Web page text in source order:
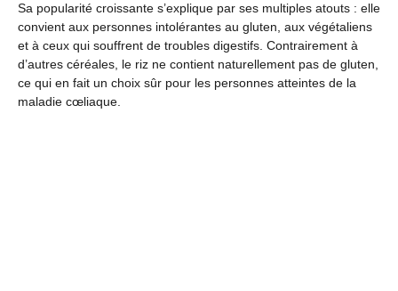
Sa popularité croissante s’explique par ses multiples atouts : elle
convient aux personnes intolérantes au gluten, aux végétaliens
et à ceux qui souffrent de troubles digestifs. Contrairement à
d’autres céréales, le riz ne contient naturellement pas de gluten,
ce qui en fait un choix sûr pour les personnes atteintes de la
maladie cœliaque.